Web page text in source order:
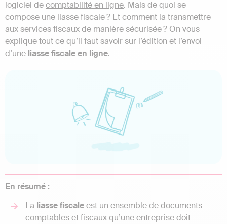
logiciel decomptabilité en ligne. Mais de quoi se
compose une liasse fiscale ? Et comment la transmettre
aux services fiscaux de manière sécurisée ? On vous
explique tout ce qu’il faut savoir sur l’édition et l’envoi
d’une liasse fiscale en ligne.
En résumé :
La liasse fiscaleest un ensemble de documents
comptables et fiscaux qu’une entreprise doit